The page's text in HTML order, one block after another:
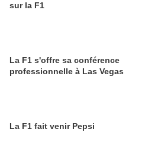
sur la F1
La F1 s'offre sa conférence
professionnelle à Las Vegas
La F1 fait venir Pepsi